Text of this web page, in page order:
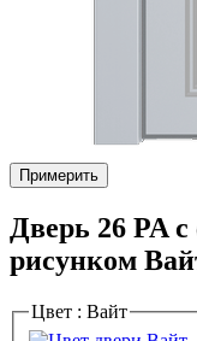
Примерить
Дверь 26 PA
рисунком
Цвет : Вайт